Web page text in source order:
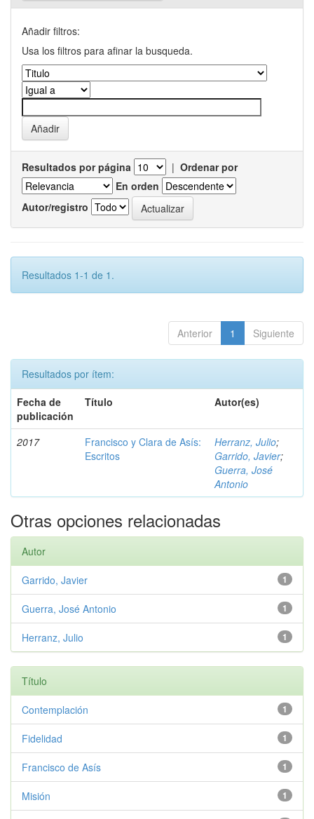
Añadir filtros:
Usa los filtros para afinar la busqueda.
Resultados por página | Ordenar por
En orden
Autor/registro
Resultados 1-1 de 1.
Anterior 1 Siguiente
Resultados por ítem:
Fecha de
publicación
Título Autor(es)
2017
Francisco y Clara de Asís:
Escritos
Herranz, Julio;
Garrido, Javier;
Guerra, José
Antonio
Otras opciones relacionadas
Autor
1
Garrido, Javier
1
Guerra, José Antonio
1
Herranz, Julio
Título
1
Contemplación
1
Fidelidad
1
Francisco de Asís
1
Misión